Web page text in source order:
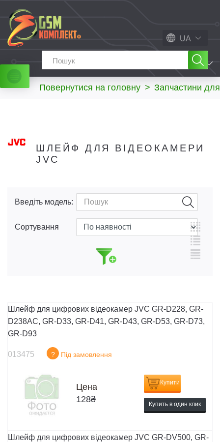
UA
МЕНЮ
Повернутися на головну > Запчастини для
ШЛЕЙФ ДЛЯ ВІДЕОКАМЕРИ
JVC
Введіть модель:
Сортування
Шлейф для цифрових відеокамер JVC GR-D228, GR-
D238AC, GR-D33, GR-D41, GR-D43, GR-D53, GR-D73,
GR-D93
013475 ? Під замовлення
Цена
128₴
Купити
Купить в один клик
Шлейф для цифрових відеокамер JVC GR-DV500, GR-